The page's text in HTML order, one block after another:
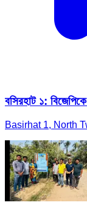
বসিরহাট ১:
Basirhat 1, North